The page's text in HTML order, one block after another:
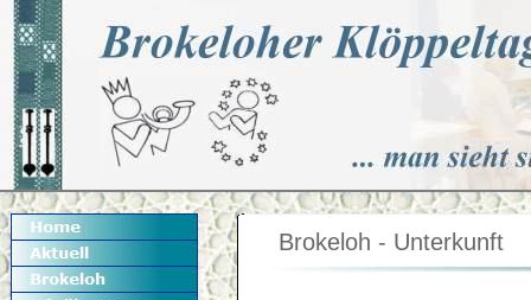
Brokeloh - Unterkunft